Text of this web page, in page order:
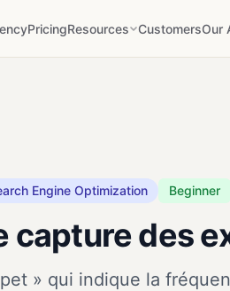
PricingResources CustomersOur
Engine Optimization Beginner
capture des
» qui indique la